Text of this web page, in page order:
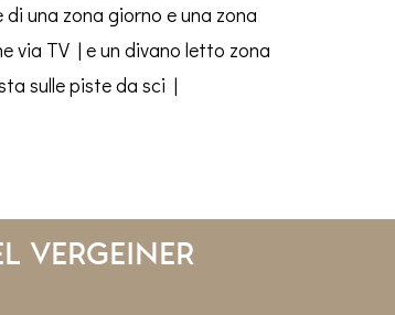
una zona giorno e una zona
via TV | e un divano letto zona
sulle piste da sci |
Vergeiner